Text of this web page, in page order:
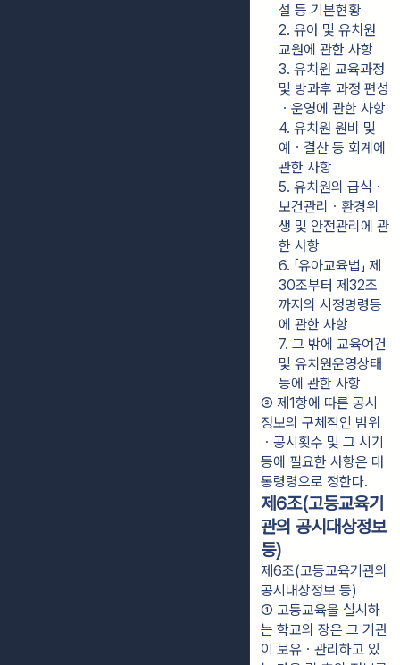
설 등 기본현황
2. 유아 및 유치원
교원에 관한 사항
3. 유치원 교육과정
및 방과후 과정 편성
ㆍ운영에 관한 사항
4. 유치원 원비 및
예ㆍ결산 등 회계에
관한 사항
5. 유치원의 급식ㆍ
보건관리ㆍ환경위
생 및 안전관리에 관
한 사항
6. 「유아교육법」 제
30조부터 제32조
까지의 시정명령등
에 관한 사항
7. 그 밖에 교육여건
및 유치원운영상태
등에 관한 사항
② 제1항에 따른 공시
정보의 구체적인 범위
ㆍ공시횟수 및 그 시기
등에 필요한 사항은 대
통령령으로 정한다.
제6조(고등교육기
관의 공시대상정보
등)
제6조(고등교육기관의
공시대상정보 등)
① 고등교육을 실시하
는 학교의 장은 그 기관
이 보유ㆍ관리하고 있